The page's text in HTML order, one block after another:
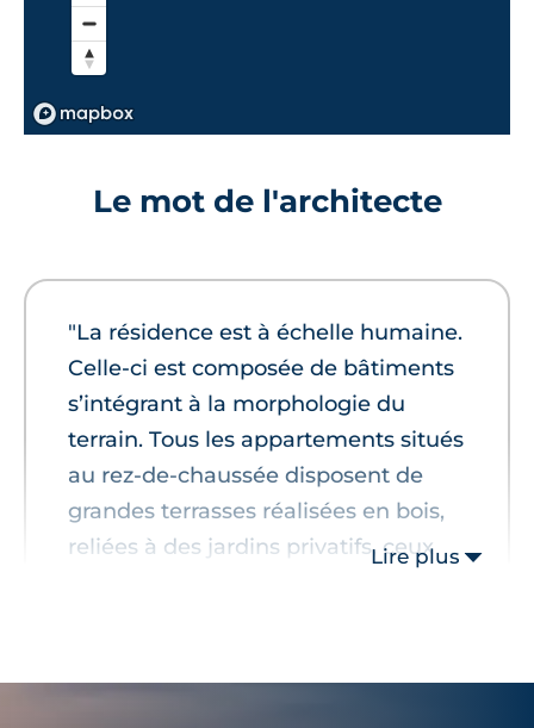
Le mot de l'architecte
"La résidence est à échelle humaine.
Celle-ci est composée de bâtiments
s’intégrant à la morphologie du
terrain. Tous les appartements situés
au rez-de-chaussée disposent de
grandes terrasses réalisées en bois,
reliées à des jardins privatifs, ceux
Lire plus